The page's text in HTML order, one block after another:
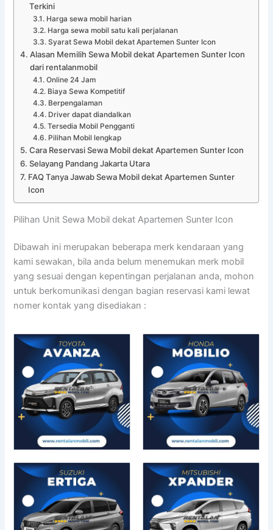
Terkini
Harga sewa mobil harian
Harga sewa mobil satu kali perjalanan
Syarat Sewa Mobil dekat Apartemen Sunter Icon
Alasan Memilih Sewa Mobil dekat Apartemen Sunter Icon
dari rentalanmobil
Online 24 Jam
Biaya Sewa Kompetitif
Berpengalaman
Driver dapat diandalkan
Tersedia Mobil Pengganti
Pilihan Mobil lengkap
Cara Reservasi Sewa Mobil dekat Apartemen Sunter Icon
Selayang Pandang Jakarta Utara
FAQ Tanya Jawab Sewa Mobil dekat Apartemen Sunter
Icon
Pilihan Unit Sewa Mobil dekat Apartemen Sunter Icon
Dibawah ini merupakan beberapa merk kendaraan yang
kami sewakan, bila anda belum menemukan merk mobil
yang sesuai dengan kepentingan perjalanan anda, mohon
untuk berkomunikasi dengan bagian reservasi kami lewat
nomer kontak yang disediakan :